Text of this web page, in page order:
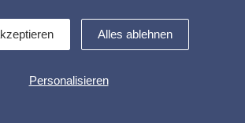
Alles ablehnen
Personalisieren